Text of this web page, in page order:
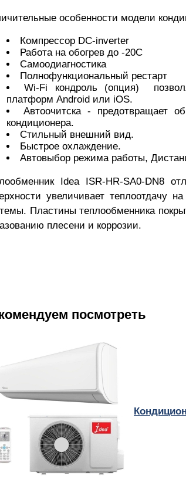
особенности модели
Компрессор DC-inverter
Работа на обогрев до -20С
Самоодиагностика
Полнофункциональный рестарт
Wi-Fi кондроль (опция)
платформ Android или iOS.
Автоочитска - предотвращает
кондиционера.
Стильный внешний вид.
Быстрое охлаждение.
Автовыбор режима работы,
Idea ISR-HR-SA0-DN8
увеличивает теплоотдачу
Пластины теплообменника
плесени и коррозии.
посмотреть